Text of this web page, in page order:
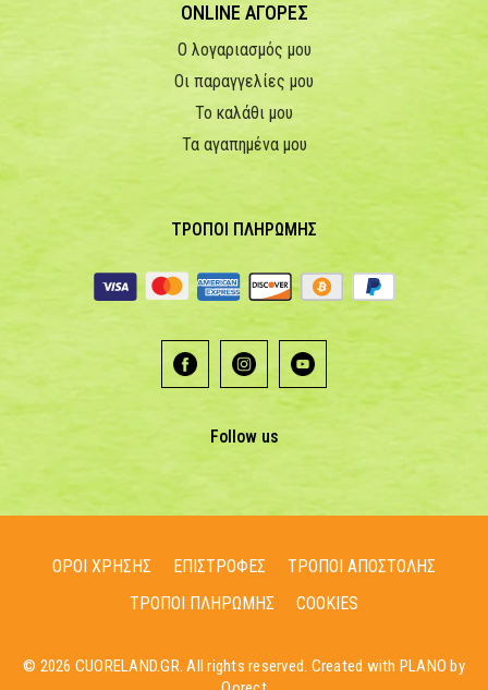
ONLINE ΑΓΟΡΕΣ
Ο λογαριασμός μου
Οι παραγγελίες μου
Το καλάθι μου
Τα αγαπημένα μου
ΤΡΟΠΟΙ ΠΛΗΡΩΜΗΣ
Follow us
ΟΡΟΙ ΧΡΗΣΗΣ ΕΠΙΣΤΡΟΦΕΣ
ΤΡΟΠΟΙ ΑΠΟΣΤΟΛΗΣ
ΤΡΟΠΟΙ ΠΛΗΡΩΜΗΣ
COOKIES
© 2026 CUORELAND.GR. All rights reserved. Created with PLANO by